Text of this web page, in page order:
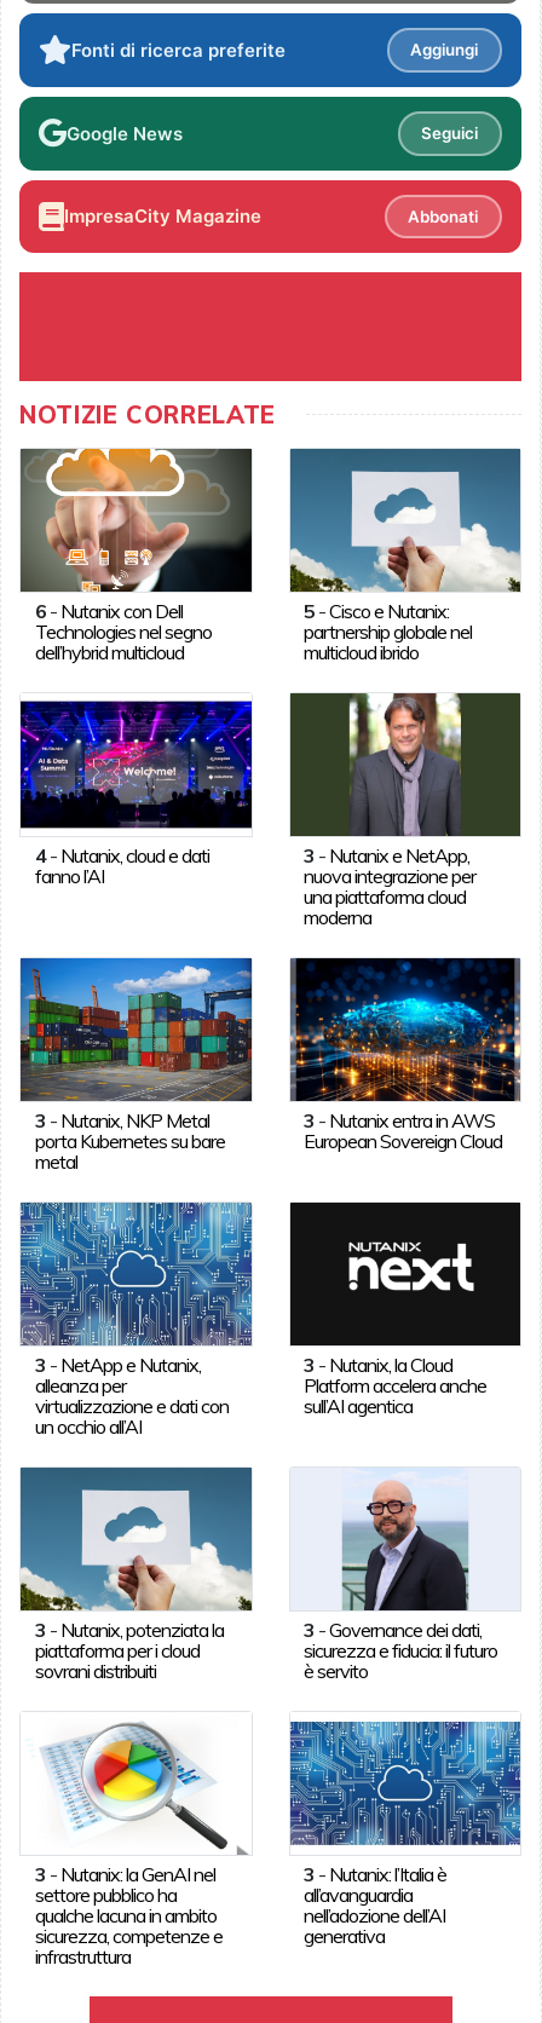
Fonti di ricerca preferite Aggiungi
Google News Seguici
ImpresaCity Magazine Abbonati
NOTIZIE CORRELATE
6- Nutanix con Dell
Technologies nel segno
dell’hybrid multicloud
5 -Cisco e Nutanix:
partnership globale nel
multicloud ibrido
4- Nutanix, cloud e dati
fanno l’AI
3 - Nutanix e NetApp,
nuova integrazione per
una piattaforma cloud
moderna
3 - Nutanix, NKP Metal
porta Kubernetes su bare
metal
3 - Nutanix entra in AWS
European Sovereign Cloud
3 - NetApp e Nutanix,
alleanza per
virtualizzazione e dati con
un occhio all’AI
3 - Nutanix, la Cloud
Platform accelera anche
sull’AI agentica
3 - Nutanix, potenziata la
piattaforma per i cloud
sovrani distribuiti
3 -Governance dei dati,
sicurezza e fiducia: il futuro
è servito
3 - Nutanix: la GenAI nel
settore pubblico ha
qualche lacuna in ambito
sicurezza, competenze e
infrastruttura
3 - Nutanix: l’Italia è
all’avanguardia
nell’adozione dell’AI
generativa